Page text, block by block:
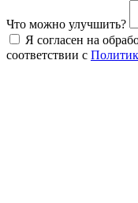
Что можно улучшить?
Я согласен на
соответствии с